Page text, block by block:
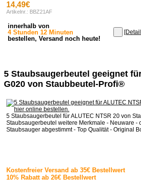
14,49€
Artikelnr.: BBZ21AF
innerhalb von
4 Stunden 12 Minuten
bestellen, Versand noch heute!
5 Staubsaugerbeutel geeignet
G020 von Staubbeutel-Profi®
5 Staubsaugerbeutel für ALUTEC NTSR 20 von
Staubsaugerbeutel weitere Merkmale - Neuware
Staubsauger abgestimmt - Top Qualität - Original
Kostenfreier Versand ab 35€ Bestellwert
10% Rabatt ab 26€ Bestellwert